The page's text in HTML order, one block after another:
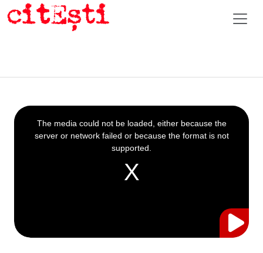
This
is
a
The media could not be loaded, either because the
server or network failed or because the format is not
supported.